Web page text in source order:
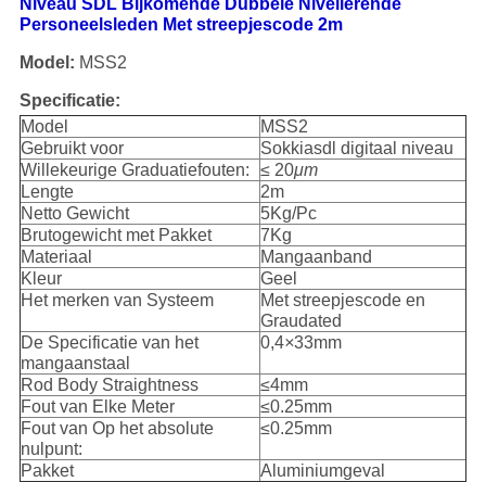
Niveau SDL Bijkomende Dubbele Nivellerende
Personeelsleden Met streepjescode 2m
Model: MSS2
Specificatie:
Model
MSS2
Gebruikt voor
Sokkiasdl digitaal niveau
Willekeurige Graduatiefouten:
≤ 20μm
Lengte
2m
Netto Gewicht
5Kg/Pc
Brutogewicht met Pakket
7Kg
Materiaal
Mangaanband
Kleur
Geel
Het merken van Systeem
Met streepjescode en
Graudated
De Specificatie van het
mangaanstaal
0,4×33mm
Rod Body Straightness
≤4mm
Fout van Elke Meter
≤0.25mm
Fout van Op het absolute
nulpunt:
≤0.25mm
Pakket Aluminiumgeval